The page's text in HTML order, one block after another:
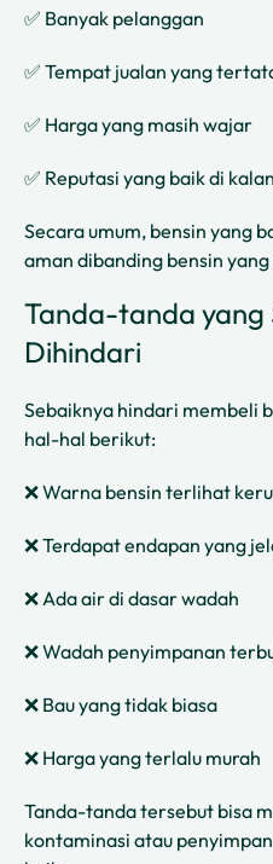
✅ Banyak pelanggan
✅ Tempat jualan yang
✅ Harga yang masih wajar
✅ Reputasi yang baik di
Secara umum, bensin yang
aman dibanding bensin
Tanda-tanda yang
Dihindari
Sebaiknya hindari membeli
hal-hal berikut:
❌ Warna bensin terlihat
❌ Terdapat endapan yang
❌ Ada air di dasar wadah
❌ Wadah penyimpanan
❌ Bau yang tidak biasa
❌ Harga yang terlalu murah
Tanda-tanda tersebut bisa
kontaminasi atau